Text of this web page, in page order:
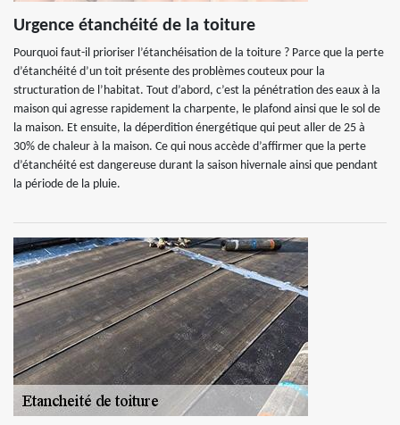
Urgence étanchéité de la toiture
Pourquoi faut-il prioriser l’étanchéisation de la toiture ? Parce que la perte
d’étanchéité d’un toit présente des problèmes couteux pour la
structuration de l’habitat. Tout d’abord, c’est la pénétration des eaux à la
maison qui agresse rapidement la charpente, le plafond ainsi que le sol de
la maison. Et ensuite, la déperdition énergétique qui peut aller de 25 à
30% de chaleur à la maison. Ce qui nous accède d’affirmer que la perte
d’étanchéité est dangereuse durant la saison hivernale ainsi que pendant
la période de la pluie.